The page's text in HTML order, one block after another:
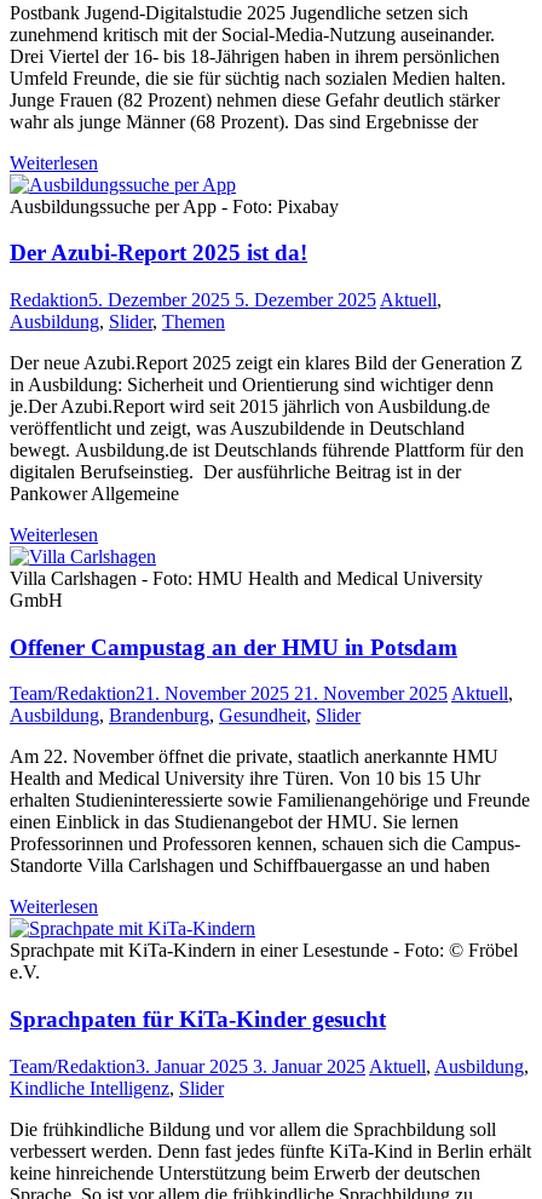
Postbank Jugend-Digitalstudie 2025 Jugendliche setzen sich
zunehmend kritisch mit der Social-Media-Nutzung auseinander.
Drei Viertel der 16- bis 18-Jährigen haben in ihrem persönlichen
Umfeld Freunde, die sie für süchtig nach sozialen Medien halten.
Junge Frauen (82 Prozent) nehmen diese Gefahr deutlich stärker
wahr als junge Männer (68 Prozent). Das sind Ergebnisse der
Weiterlesen
Ausbildungssuche per App - Foto: Pixabay
Der Azubi-Report 2025 ist da!
Redaktion5. Dezember 2025 5. Dezember 2025 Aktuell,
Ausbildung, Slider, Themen
Der neue Azubi.Report 2025 zeigt ein klares Bild der Generation Z
in Ausbildung: Sicherheit und Orientierung sind wichtiger denn
je.Der Azubi.Report wird seit 2015 jährlich von Ausbildung.de
veröffentlicht und zeigt, was Auszubildende in Deutschland
bewegt. Ausbildung.de ist Deutschlands führende Plattform für den
digitalen Berufseinstieg. Der ausführliche Beitrag ist in der
Pankower Allgemeine
Weiterlesen
Villa Carlshagen - Foto: HMU Health and Medical University
GmbH
Offener Campustag an der HMU in Potsdam
Team/Redaktion21. November 2025 21. November 2025Aktuell,
Ausbildung, Brandenburg, Gesundheit, Slider
Am 22. November öffnet die private, staatlich anerkannte HMU
Health and Medical University ihre Türen. Von 10 bis 15 Uhr
erhalten Studieninteressierte sowie Familienangehörige und Freunde
einen Einblick in das Studienangebot der HMU. Sie lernen
Professorinnen und Professoren kennen, schauen sich die Campus-
Standorte Villa Carlshagen und Schiffbauergasse an und haben
Weiterlesen
Sprachpate mit KiTa-Kindern in einer Lesestunde - Foto: © Fröbel
e.V.
Sprachpaten für KiTa-Kinder gesucht
Team/Redaktion3. Januar 2025 3. Januar 2025 Aktuell, Ausbildung,
Kindliche Intelligenz, Slider
Die frühkindliche Bildung und vor allem die Sprachbildung soll
verbessert werden. Denn fast jedes fünfte KiTa-Kind in Berlin erhält
keine hin­reichende Unter­stützung beim Erwerb der deutschen
Sprache. So ist vor allem die frühkindliche Sprachbildung zu